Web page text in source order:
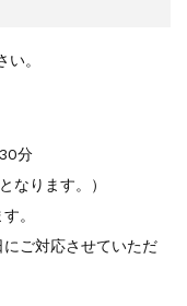
い。
分
なります。）
。
ご対応させていただ